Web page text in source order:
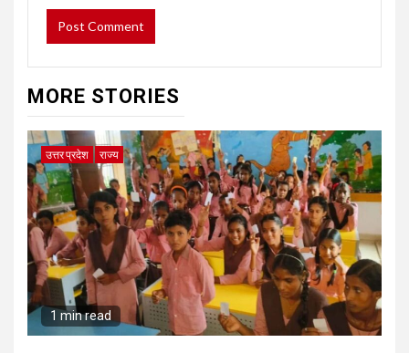
MORE STORIES
उत्तर प्रदेश राज्य
1 min read